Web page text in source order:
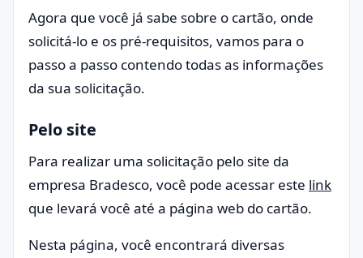
Agora que você já sabe sobre o cartão, onde
solicitá-lo e os pré-requisitos, vamos para o
passo a passo contendo todas as informações
da sua solicitação.
Pelo site
Para realizar uma solicitação pelo site da
empresa Bradesco, você pode acessar este link
que levará você até a página web do cartão.
Nesta página, você encontrará diversas